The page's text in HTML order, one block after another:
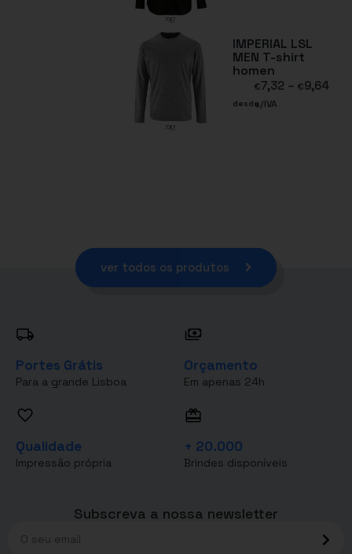
IMPERIAL LSL
MEN T-shirt
homen
desde
€7,32 – €9,64
s/IVA
ver todos os produtos
Portes Grátis
Para a grande Lisboa
Orçamento
Em apenas 24h
Qualidade
Impressão própria
+ 20.000
Brindes disponíveis
Subscreva a nossa newsletter